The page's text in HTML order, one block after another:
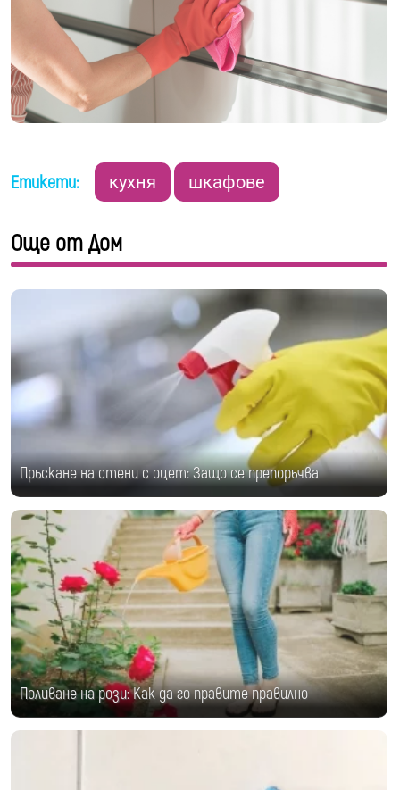
Етикети: кухня шкафове
Още от Дом
Пръскане на стени с оцет: Защо се препоръчва
Поливане на рози: Как да го правите правилно